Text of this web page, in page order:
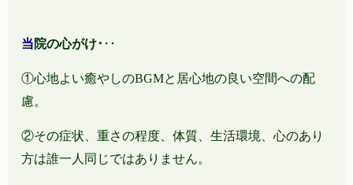
当院の心がけ･ ･･
①心地よい癒やしのBGMと居心地の良い空間への配
慮。
②その症状、重さの程度、体質、生活環境、心のあり
方は誰一人同じではありません。